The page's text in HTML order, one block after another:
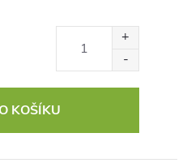
KOŠÍKU